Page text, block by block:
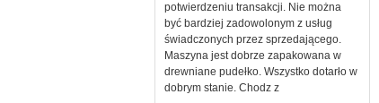
potwierdzeniu transakcji. Nie można
być bardziej zadowolonym z usług
świadczonych przez sprzedającego.
Maszyna jest dobrze zapakowana w
drewniane pudełko. Wszystko dotarło w
dobrym stanie. Chodz z